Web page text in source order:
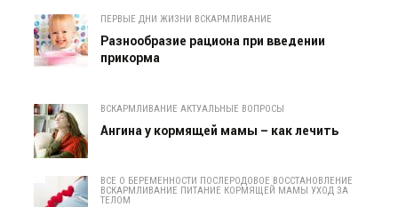
ПЕРВЫЕ ДНИ ЖИЗНИ ВСКАРМЛИВАНИЕ
Разнообразие рациона при введении
прикорма
ВСКАРМЛИВАНИЕ АКТУАЛЬНЫЕ ВОПРОСЫ
Ангина у кормящей мамы – как лечить
ВСЕ О БЕРЕМЕННОСТИ ПОСЛЕРОДОВОЕ ВОССТАНОВЛЕНИЕ
ВСКАРМЛИВАНИЕ ПИТАНИЕ КОРМЯЩЕЙ МАМЫ УХОД ЗА
ТЕЛОМ